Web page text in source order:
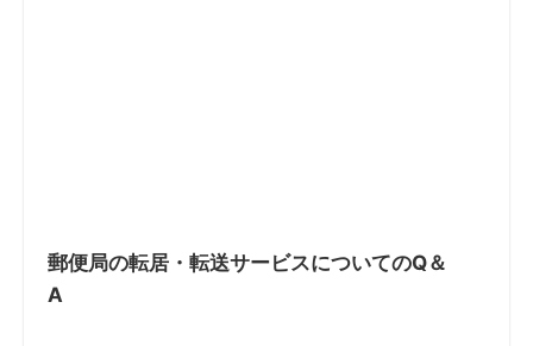
郵便局の転居・転送サービスについてのQ＆
A